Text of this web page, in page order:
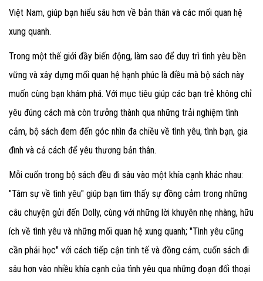
Việt Nam, giúp bạn hiểu sâu hơn về bản thân và các mối quan hệ
xung quanh.
Trong một thế giới đầy biến động, làm sao để duy trì tình yêu bền
vững và xây dựng mối quan hệ hạnh phúc là điều mà bộ sách này
muốn cùng bạn khám phá. Với mục tiêu giúp các bạn trẻ không chỉ
yêu đúng cách mà còn trưởng thành qua những trải nghiệm tình
cảm, bộ sách đem đến góc nhìn đa chiều về tình yêu, tình bạn, gia
đình và cả cách để yêu thương bản thân.
Mỗi cuốn trong bộ sách đều đi sâu vào một khía cạnh khác nhau:
"Tâm sự về tình yêu" giúp bạn tìm thấy sự đồng cảm trong những
câu chuyện gửi đến Dolly, cùng với những lời khuyên nhẹ nhàng, hữu
ích về tình yêu và những mối quan hệ xung quanh; "Tình yêu cũng
cần phải học" với cách tiếp cận tinh tế và đồng cảm, cuốn sách đi
sâu hơn vào nhiều khía cạnh của tình yêu qua những đoạn đối thoại